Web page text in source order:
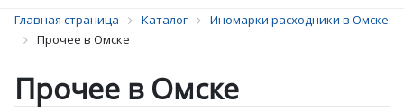
Главная страница Каталог
Иномарки расходники в Омске
Прочее в Омске
Прочее в Омске